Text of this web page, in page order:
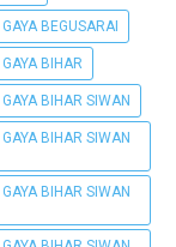
BEGUSARAI
BIHAR
BIHAR SIWAN
BIHAR SIWAN
BIHAR SIWAN